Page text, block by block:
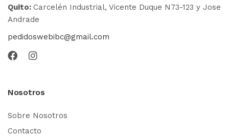
Quito: Carcelén Industrial, Vicente Duque N73-123 y Jose
Andrade
pedidoswebibc@gmail.com
Nosotros
Sobre Nosotros
Contacto